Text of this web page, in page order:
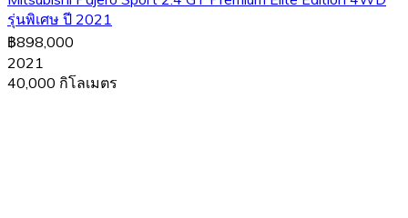
รุ่นพิเศษ ปี 2021
฿898,000
2021
40,000 กิโลเมตร